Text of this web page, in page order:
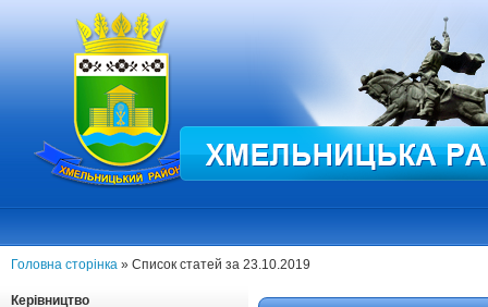
Головна сторінка » Список статей за 23.10.2019
Керівництво